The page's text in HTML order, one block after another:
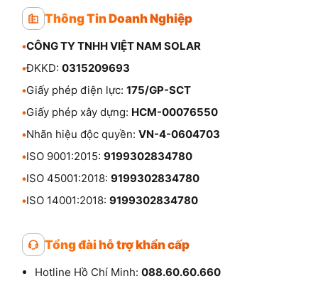
Thông Tin Doanh Nghiệp
•CÔNG TY TNHH VIỆT NAM SOLAR
•ĐKKD: 0315209693
•Giấy phép điện lực: 175/GP-SCT
•Giấy phép xây dựng: HCM-00076550
•Nhãn hiệu độc quyền: VN-4-0604703
•ISO 9001:2015: 9199302834780
•ISO 45001:2018: 9199302834780
•ISO 14001:2018: 9199302834780
Tổng đài hỗ trợ khẩn cấp
Hotline Hồ Chí Minh: 088.60.60.660